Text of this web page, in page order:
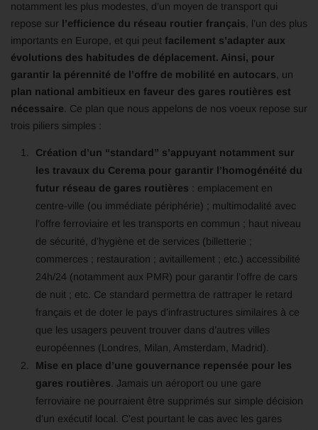
notamment les plus modestes, d’un moyen de transport qui
repose sur
l’efficience du réseau routier français , l’un des plus
importants en Europe, et qui peut facilement s’adapter aux
évolutions des habitudes de déplacement. Ainsi, pour
garantir la pérennité de l’offre de mobilité en autocars , un
plan national ambitieux en faveur des gares routières est
nécessaire . Ce plan que nous appelons de nos voeux repose sur
trois piliers simples :
Création d’un “standard” s’appuyant notamment sur
les travaux du Cerema pour garantir l’homogénéité du
futur réseau de gares routières : emplacement en
centre-ville (ou immédiate périphérie) ; multimodalité avec
l’offre ferroviaire et les transports en commun ; haut niveau
de sécurité, d’hygiène et de services (billetterie ;
commerces ; restauration ; avitaillement ; etc.) accessibilité
24h/24 (notamment aux PMR) pour garantir l’offre de cars
de nuit ; etc. Ce standard permettra de rattraper le retard
français et de doter le pays d’infrastructures similaires à ce
que les usagers peuvent trouver dans d’autres villes
européennes (Londres, Milan, Amsterdam, Madrid).
Mise en place d’une gouvernance repensée pour les
gares routières. Jamais un aéroport ou une gare
ferroviaire ne pourraient être supprimés sur simple décision
d’un exécutif local. C’est pourtant le cas avec les gares